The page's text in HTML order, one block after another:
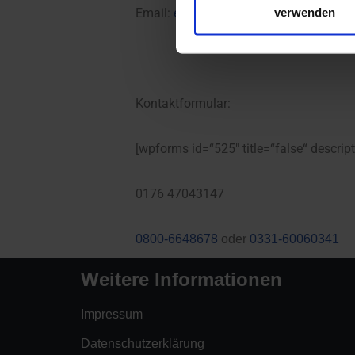
verwenden
Email: email@vli-ev.info
Kontaktformular:
[wpforms id=“525″ title=“false“
0176 47043147
0800-6648678 oder 0331-60060341
Weitere Informationen
Impressum
Datenschutzerklärung